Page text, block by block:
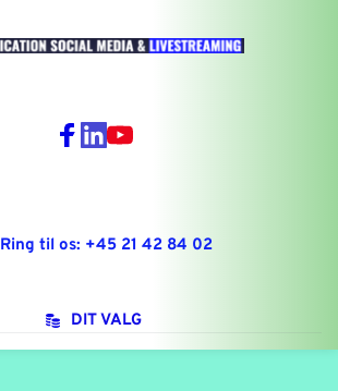
Ring til os: +45 21 42 84 02
DIT VALG